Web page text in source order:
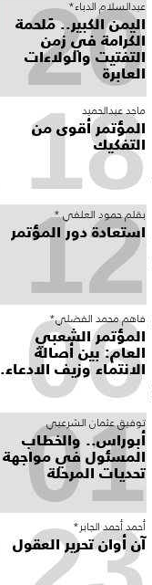
عبدالسلام الدباء*
​اليمن الكبير.. مَلحمة
الكرامة في زمن
التفتيت والولاءات
العابرة
20
ماجد عبدالحميد
المؤتمر أقوى من
التفكيك
18
بقلم حمود العلفي *
استعادة دور المؤتمر
12
فاهم محمد الفضلي*
المؤتمر الشعبي
العام: بين أصالة
الانتماء وزيف الادعاء.
06
توفيق عثمان الشرعبي
أبوراس.. والخطاب
المسئول في مواجهة
تحديات المرحلة
01
أحمد أحمد الجابر*
آن أوان تحرير العقول